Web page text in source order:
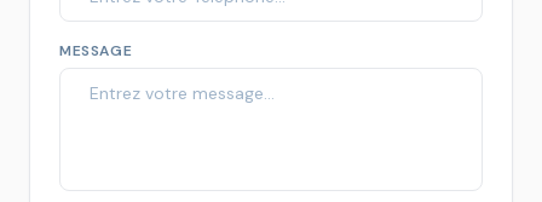
MESSAGE